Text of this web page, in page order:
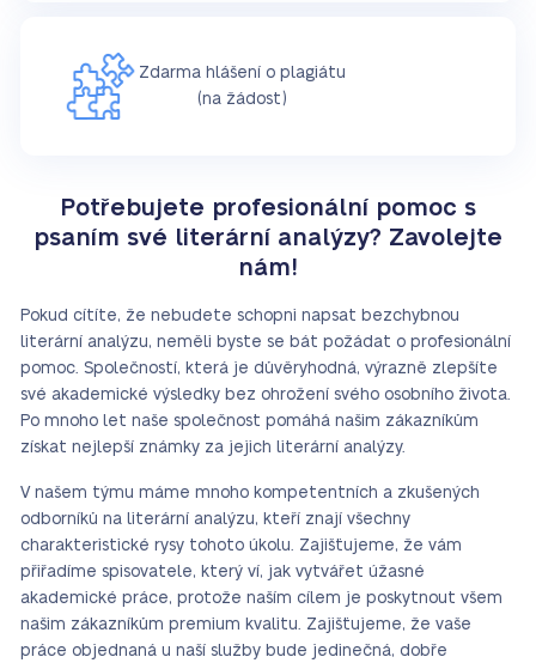
Zdarma hlášení o plagiátu
(na žádost)
Potřebujete profesionální pomoc s
psaním své literární analýzy? Zavolejte
nám!
Pokud cítíte, že nebudete schopni napsat bezchybnou
literární analýzu, neměli byste se bát požádat o profesionální
pomoc. Společností, která je důvěryhodná, výrazně zlepšíte
své akademické výsledky bez ohrožení svého osobního života.
Po mnoho let naše společnost pomáhá našim zákazníkům
získat nejlepší známky za jejich literární analýzy.
V našem týmu máme mnoho kompetentních a zkušených
odborníků na literární analýzu, kteří znají všechny
charakteristické rysy tohoto úkolu. Zajišťujeme, že vám
přiřadíme spisovatele, který ví, jak vytvářet úžasné
akademické práce, protože naším cílem je poskytnout všem
našim zákazníkům premium kvalitu. Zajišťujeme, že vaše
práce objednaná u naší služby bude jedinečná, dobře